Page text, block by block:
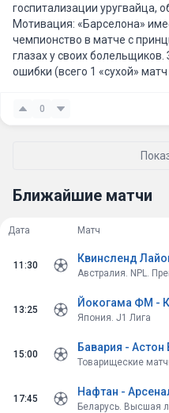
госпитализации уругвайца,
Мотивация: «Барселона»
чемпионство в матче с
глазах у своих
ошибки (всего 1 «сухой»
Сочетание отличной формы
и раздрая в стане соперника
0
Ближайшие матчи
Дата Матч
11:30
Австралия. NPL.
13:25
Йокогама ФМ -
Япония. J1 Лига
15:00
Бавария - Астон
Товарищеские
17:45
Нафтан -
Беларусь. Высшая